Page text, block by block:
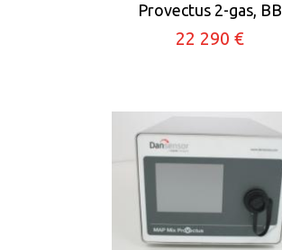
Provectus 2-gas, BB
22 290 €